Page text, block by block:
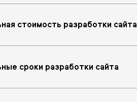
стоимость разработки сайта
сроки разработки сайта